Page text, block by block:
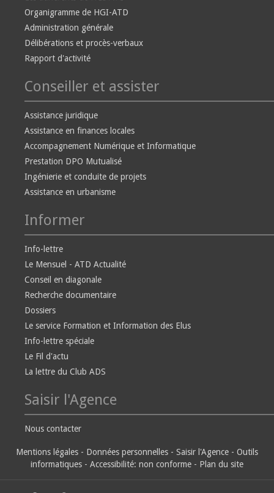
Organigramme de HGI-ATD
Administration générale
Délibérations et procès-verbaux
Rapport d'activité
Conseiller et assister
Assistance juridique
Assistance en finances locales
Accompagnement Numérique et Informatique
Prestation DPO Mutualisé
Ingénierie et conduite de projets
Assistance en urbanisme
Informer
Info-lettre
Le Mensuel - ATD Actualité
Conseil en diagonale
Recherche documentaire
Dossiers
Le service Formation et Information des Elus
Info-lettre spéciale
Le Fil d'actu
La lettre du Club ADS
Saisir l'Agence
Nous contacter
Mentions légales - Données personnelles - Saisir l'Agence - Outils
informatiques - Accessibilité: non conforme - Plan du site